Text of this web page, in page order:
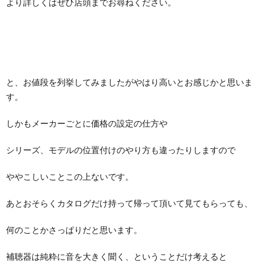
と、お値段を列挙してみましたがやはり高いとお感じかと思いま
す。
しかもメーカーごとに価格の設定の仕方や
シリーズ、モデルの位置付けのやり方も違ったりしますので
ややこしいことこの上ないです。
あとおそらくカタログだけ持って帰って頂いて見てもらっても、
何のことかさっぱりだと思います。
補聴器は純粋に音を大きく聞く、ということだけ考えると